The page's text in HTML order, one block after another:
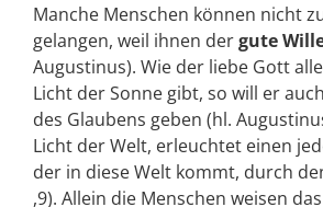
Manche Menschen können nicht
gelangen, weil ihnen dergute
Augustinus). Wie der liebe Gott
Licht der Sonne gibt, so will er
des Glaubens geben (hl.
Licht der Welt, erleuchtet einen
der in diese Welt kommt, durch
,9). Allein die Menschen weisen